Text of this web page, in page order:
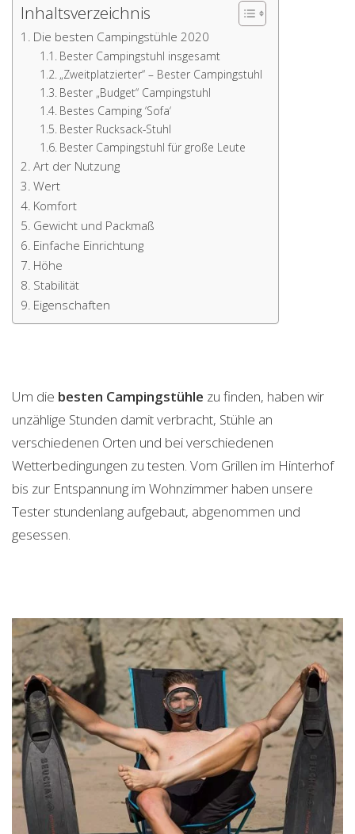
Inhaltsverzeichnis
Die besten Campingstühle 2020
Bester Campingstuhl insgesamt
„Zweitplatzierter“ – Bester Campingstuhl
Bester „Budget“ Campingstuhl
Bestes Camping ‘Sofa‘
Bester Rucksack-Stuhl
Bester Campingstuhl für große Leute
Art der Nutzung
Wert
Komfort
Gewicht und Packmaß
Einfache Einrichtung
Höhe
Stabilität
Eigenschaften
Um die besten Campingstühle zu finden, haben wir
unzählige Stunden damit verbracht, Stühle an
verschiedenen Orten und bei verschiedenen
Wetterbedingungen zu testen. Vom Grillen im Hinterhof
bis zur Entspannung im Wohnzimmer haben unsere
Tester stundenlang aufgebaut, abgenommen und
gesessen.